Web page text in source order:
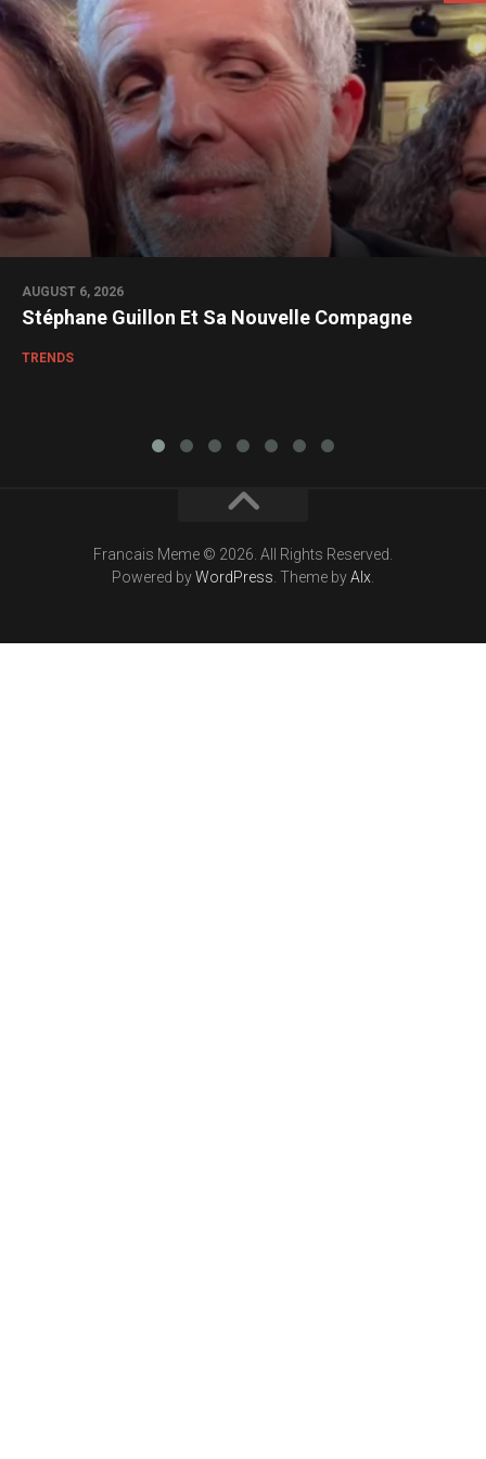
AUGUST 6, 2026
Stéphane Guillon Et Sa Nouvelle Compagne
TRENDS
Francais Meme © 2026. All Rights Reserved.
Powered byWordPress. Theme byAlx.